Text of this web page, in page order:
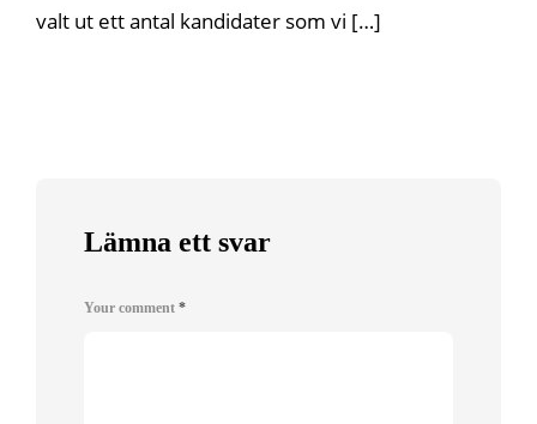
valt ut ett antal kandidater som vi […]
Lämna ett svar
Your comment *